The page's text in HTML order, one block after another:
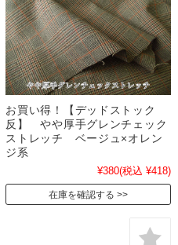
お買い得！【デッドストック
反】 やや厚手グレンチェック
ストレッチ ベージュ×オレン
ジ系
¥380(税込 ¥418)
在庫を確認する